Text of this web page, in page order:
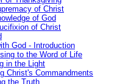
of Christ
of God
of Christ
God - Introduction
to the Word of Life
in the Light
Christ's Commandments
the Truth